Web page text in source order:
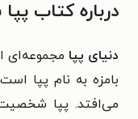
درباره کتاب
دنیای پپا مجموعه‌ای
بامزه به نام پ‍پا
می‌افتد. پپا